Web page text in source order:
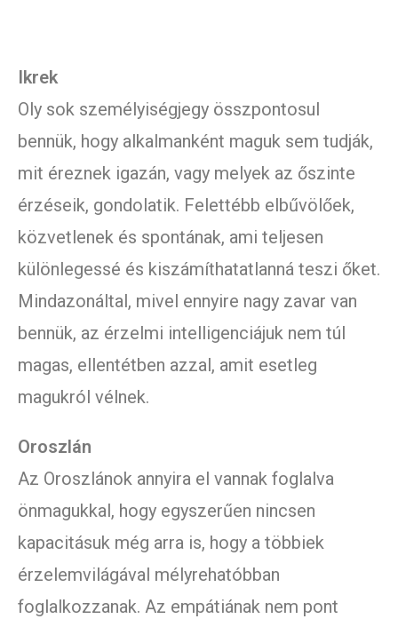
Ikrek
Oly sok személyiségjegy összpontosul
bennük, hogy alkalmanként maguk sem tudják,
mit éreznek igazán, vagy melyek az őszinte
érzéseik, gondolatik. Felettébb elbűvölőek,
közvetlenek és spontának, ami teljesen
különlegessé és kiszámíthatatlanná teszi őket.
Mindazonáltal, mivel ennyire nagy zavar van
bennük, az érzelmi intelligenciájuk nem túl
magas, ellentétben azzal, amit esetleg
magukról vélnek.
Oroszlán
Az Oroszlánok annyira el vannak foglalva
önmagukkal, hogy egyszerűen nincsen
kapacitásuk még arra is, hogy a többiek
érzelemvilágával mélyrehatóbban
foglalkozzanak. Az empátiának nem pont